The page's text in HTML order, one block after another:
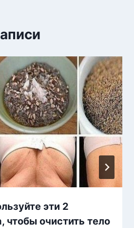
эти 2
чтобы очистить тело